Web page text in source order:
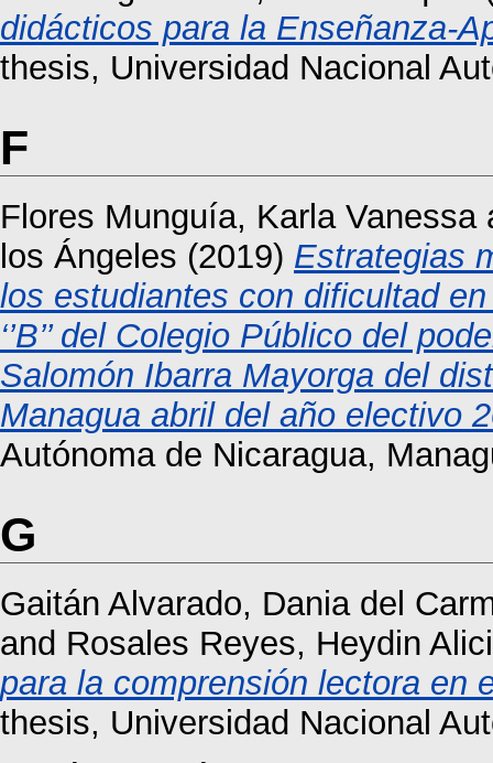
didácticos para la Enseñanza-
thesis, Universidad Nacional
F
Flores Munguía, Karla Vanessa
los Ángeles (2019) Estrategias
los estudiantes con dificultad
‘’B’’ del Colegio Público del
Salomón Ibarra Mayorga del
Managua abril del año electivo
Autónoma de Nicaragua,
G
Gaitán Alvarado, Dania del
and Rosales Reyes, Heydin
para la comprensión lectora en
thesis, Universidad Nacional